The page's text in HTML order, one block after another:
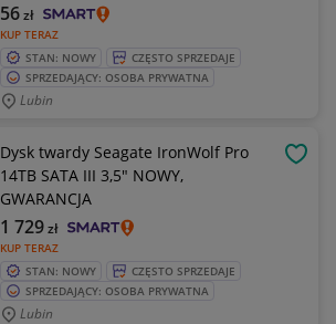
KUP TERAZ
56zł
STAN: NOWY
CZĘSTO SPRZEDAJE
SPRZEDAJĄCY: OSOBA PRYWATNA
Lubin
Dysk twardy Seagate IronWolf Pro
14TB SATA III 3,5" NOWY,
GWARANCJA
KUP TERAZ
1 729zł
STAN: NOWY
CZĘSTO SPRZEDAJE
SPRZEDAJĄCY: OSOBA PRYWATNA
Lubin